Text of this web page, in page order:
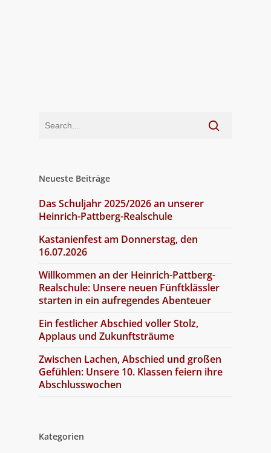
Neueste Beiträge
Das Schuljahr 2025/2026 an unserer
Heinrich-Pattberg-Realschule
Kastanienfest am Donnerstag, den
16.07.2026
Willkommen an der Heinrich-Pattberg-
Realschule: Unsere neuen Fünftklässler
starten in ein aufregendes Abenteuer
Ein festlicher Abschied voller Stolz,
Applaus und Zukunftsträume
Zwischen Lachen, Abschied und großen
Gefühlen: Unsere 10. Klassen feiern ihre
Abschlusswochen
Kategorien